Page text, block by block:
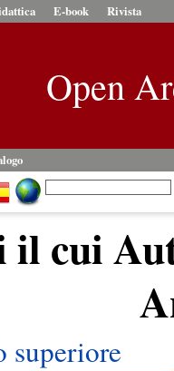
E-book Rivista
Open
il cui
superiore